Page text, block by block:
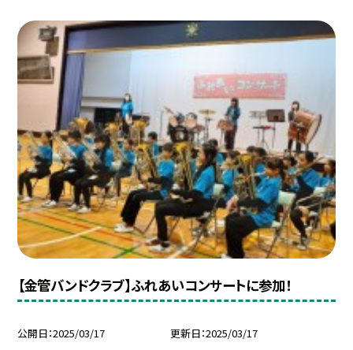
【金管バンドクラブ】ふれあいコンサートに参加！
公開日 2025/03/17 更新日 2025/03/17